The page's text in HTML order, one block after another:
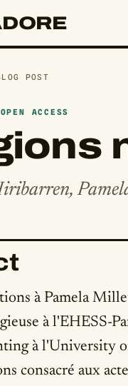
POST
OPEN ACCESS
à Pamela
à l'EHESS-
à l'University
consacré aux